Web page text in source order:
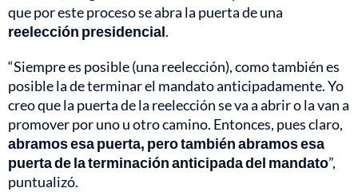
que por este proceso se abra la puerta de una
reelección presidencial.
“Siempre es posible (una reelección), como también es
posible la de terminar el mandato anticipadamente. Yo
creo que la puerta de la reelección se va a abrir o la van a
promover por uno u otro camino. Entonces, pues claro,
abramos esa puerta, pero también abramos esa
puerta de la terminación anticipada del mandato”,
puntualizó.